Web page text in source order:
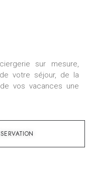
sur mesure,
votre séjour, de la
vos vacances une